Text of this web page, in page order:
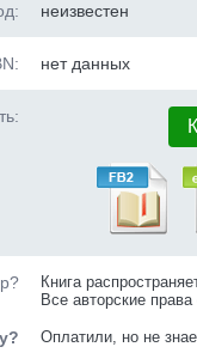
неизвестен
нет данных
Книга
Все авторские
Оплатили, но не